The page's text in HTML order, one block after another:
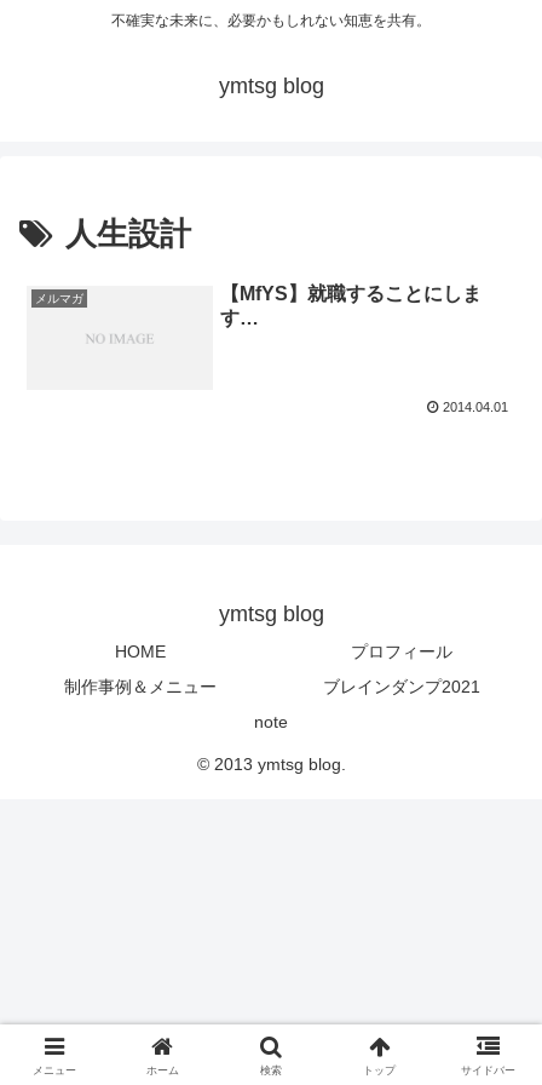
不確実な未来に、必要かもしれない知恵を共有。
ymtsg blog
人生設計
メルマガ
【MfYS】就職することにしま
す…
2014.04.01
ymtsg blog
HOME
プロフィール
制作事例＆メニュー
ブレインダンプ2021
note
© 2013 ymtsg blog.
メニュー ホーム 検索 トップ サイドバー